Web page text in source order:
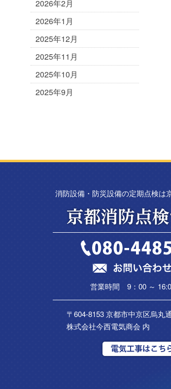
2026年2月
2026年1月
2025年12月
2025年11月
2025年10月
2025年9月
消防設備・防災設備の定期点検は
営業時間 9：00 ～
〒604-8153 京都市中京区烏丸
株式会社今西電気商会 内